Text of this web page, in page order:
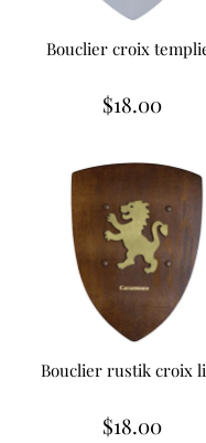
Bouclier croix
$18.00
Bouclier rustik croix
$18.00